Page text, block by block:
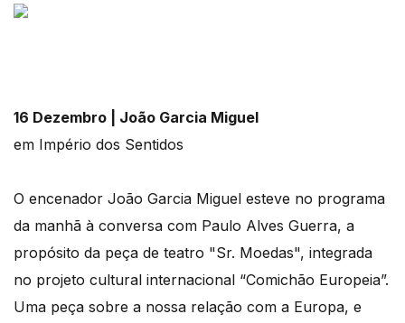
16 Dezembro | João Garcia Miguel
em Império dos Sentidos
O encenador João Garcia Miguel esteve no programa
da manhã à conversa com Paulo Alves Guerra, a
propósito da peça de teatro "Sr. Moedas", integrada
no projeto cultural internacional “Comichão Europeia”.
Uma peça sobre a nossa relação com a Europa, e